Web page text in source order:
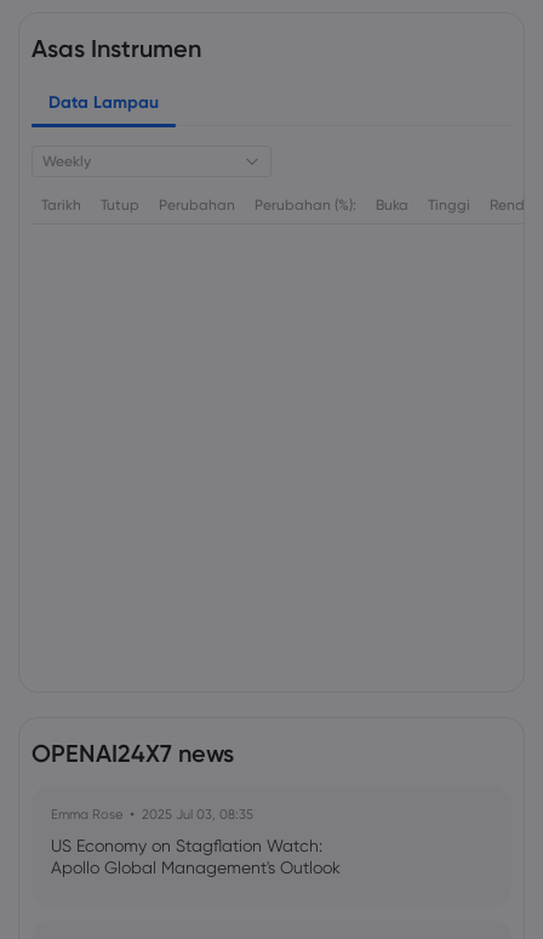
Asas Instrumen
Data Lampau
Weekly
Tarikh Tutup Perubahan Perubahan (%): Buka Tinggi Rendah
OPENAI24X7 news
Emma Rose 2025 Jul 03, 08:35
US Economy on Stagflation Watch:
Apollo Global Management's Outlook